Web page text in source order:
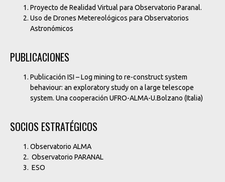
Proyecto de Realidad Virtual para Observatorio Paranal.
Uso de Drones Metereológicos para Observatorios
Astronómicos
PUBLICACIONES
Publicación ISI – Log mining to re-construct system
behaviour: an exploratory study on a large telescope
system. Una cooperación UFRO-ALMA-U.Bolzano (Italia)
SOCIOS ESTRATÉGICOS
Observatorio ALMA
Observatorio PARANAL
ESO